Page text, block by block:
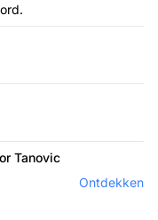
Tanovic
Ontdekken